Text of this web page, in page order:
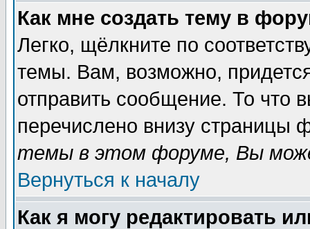
Как мне создать тему в
Легко, щёлкните по
темы. Вам, возможно,
отправить сообщение. То что
перечислено внизу страницы
темы в этом форуме, Вы
Вернуться к началу
Как я могу редактировать